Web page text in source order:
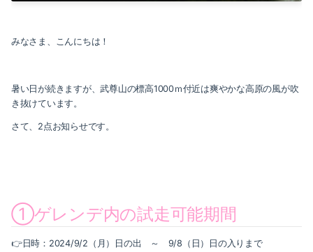
2019-02（1）
みなさま、こんにちは！
暑い日が続きますが、武尊山の標高1000ｍ付近は爽やかな高原の風が吹
き抜けています。
さて、2点お知らせです。
①ゲレンデ内の試走可能期間
👉日時：2024/9/2（月）日の出 ～ 9/8（日）日の入りまで